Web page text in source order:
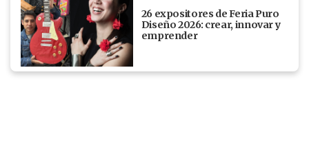
26 expositores de Feria Puro
Diseño 2026: crear, innovar y
emprender